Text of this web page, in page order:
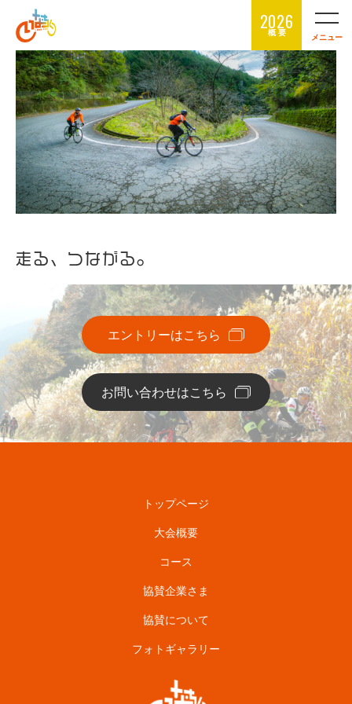
2026
概 要
メニュー
走る、つながる。
エントリーはこちら
お問い合わせはこちら
トップページ
大会概要
コース
協賛企業さま
協賛について
フォトギャラリー